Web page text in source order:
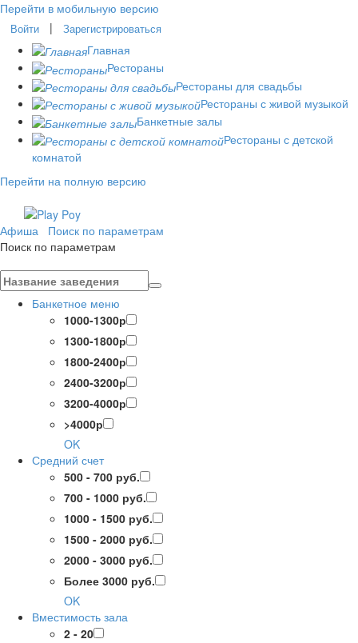
Перейти в мобильную версию
Войти | Зарегистрироваться
Главная
Рестораны
Рестораны для свадьбы
Рестораны с живой музыкой
Банкетные залы
Рестораны с детской
комнатой
Перейти на полную версию
Афиша
Поиск по параметрам
Поиск по параметрам
Банкетное меню
1000-1300р
1300-1800р
1800-2400р
2400-3200р
3200-4000р
>4000р
OK
Средний счет
500 - 700 руб.
700 - 1000 руб.
1000 - 1500 руб.
1500 - 2000 руб.
2000 - 3000 руб.
Более 3000 руб.
OK
Вместимость зала
2 - 20